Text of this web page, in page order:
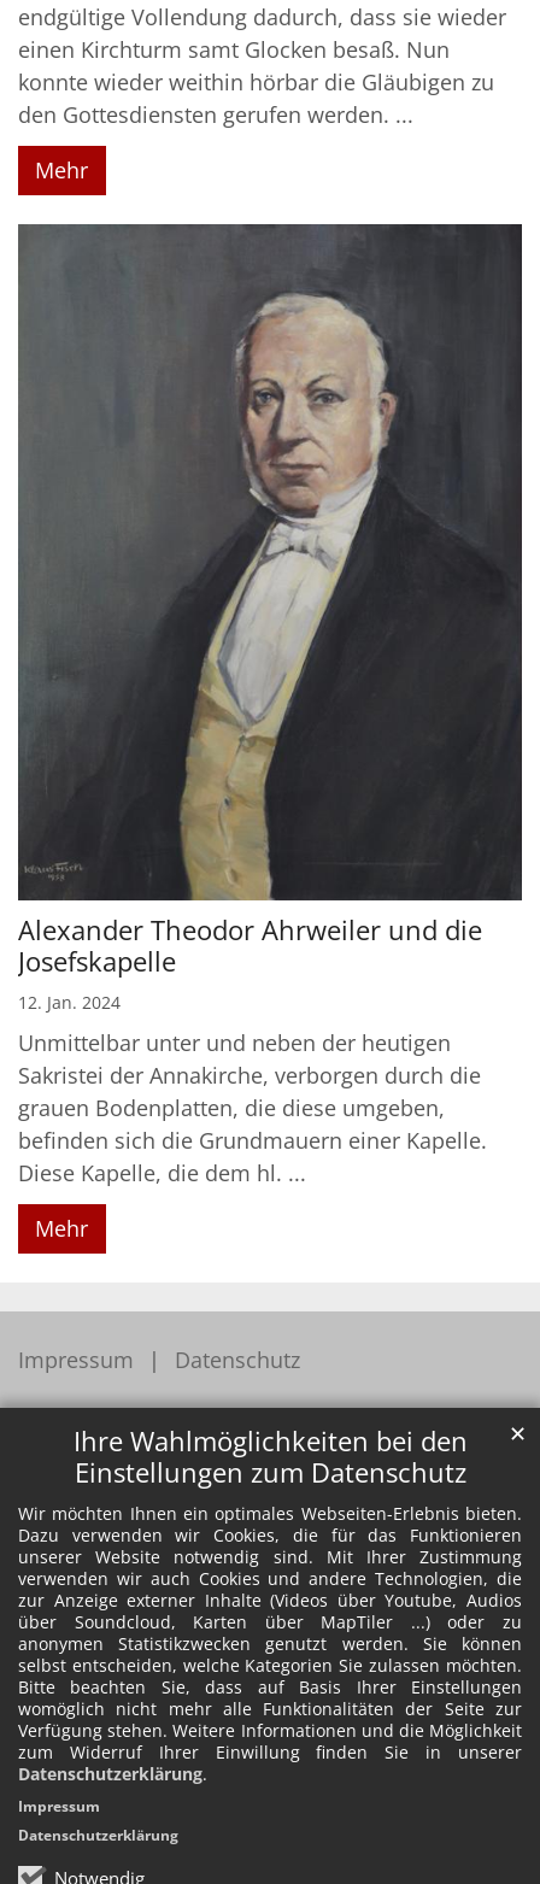
Ihre Wahlmöglichkeiten bei den
Einstellungen zum Datenschutz
Wir möchten Ihnen ein optimales Webseiten-Erlebnis bieten.
Dazu verwenden wir Cookies, die für das Funktionieren
unserer Website notwendig sind. Mit Ihrer Zustimmung
verwenden wir auch Cookies und andere Technologien, die
zur Anzeige externer Inhalte (Videos über Youtube, Audios
über Soundcloud, Karten über MapTiler ...) oder zu
anonymen Statistikzwecken genutzt werden. Sie können
selbst entscheiden, welche Kategorien Sie zulassen möchten.
Bitte beachten Sie, dass auf Basis Ihrer Einstellungen
womöglich nicht mehr alle Funktionalitäten der Seite zur
Verfügung stehen. Weitere Informationen und die Möglichkeit
zum Widerruf Ihrer Einwillung finden Sie in unserer
Datenschutzerklärung.
Notwendig
✕
Impressum
Datenschutzerklärung
endgültige Vollendung dadurch, dass sie wieder
einen Kirchturm samt Glocken besaß. Nun
konnte wieder weithin hörbar die Gläubigen zu
den Gottesdiensten gerufen werden. ...
Mehr
Alexander Theodor Ahrweiler und die
Josefskapelle
12. Jan. 2024
Unmittelbar unter und neben der heutigen
Sakristei der Annakirche, verborgen durch die
grauen Bodenplatten, die diese umgeben,
befinden sich die Grundmauern einer Kapelle.
Diese Kapelle, die dem hl. ...
Mehr
Impressum Datenschutz